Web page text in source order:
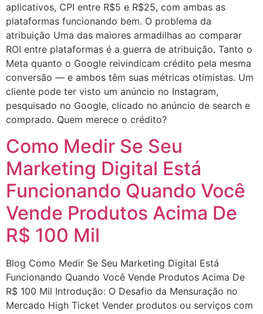
aplicativos, CPI entre R$5 e R$25, com ambas as
plataformas funcionando bem. O problema da
atribuição Uma das maiores armadilhas ao comparar
ROI entre plataformas é a guerra de atribuição. Tanto o
Meta quanto o Google reivindicam crédito pela mesma
conversão — e ambos têm suas métricas otimistas. Um
cliente pode ter visto um anúncio no Instagram,
pesquisado no Google, clicado no anúncio de search e
comprado. Quem merece o crédito?
Como Medir Se Seu
Marketing Digital Está
Funcionando Quando Você
Vende Produtos Acima De
R$ 100 Mil
Blog Como Medir Se Seu Marketing Digital Está
Funcionando Quando Você Vende Produtos Acima De
R$ 100 Mil Introdução: O Desafio da Mensuração no
Mercado High Ticket Vender produtos ou serviços com